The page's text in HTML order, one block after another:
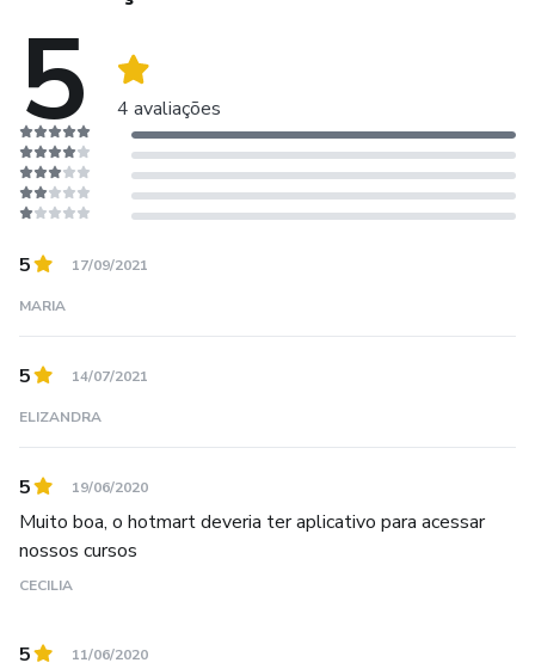
5 4 avaliações
5 17/09/2021
MARIA
5 14/07/2021
ELIZANDRA
5 19/06/2020
Muito boa, o hotmart deveria ter aplicativo para acessar
nossos cursos
CECILIA
5 11/06/2020